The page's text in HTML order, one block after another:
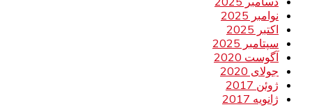
نوامبر 2025
اکتبر 2025
سپتامبر 2025
آگوست 2020
جولای 2020
ژوئن 2017
ژانویه 2017